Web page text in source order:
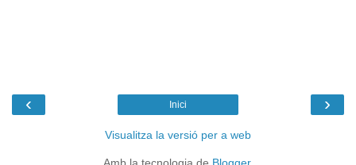
‹ ›
Inici
Visualitza la versió per a web